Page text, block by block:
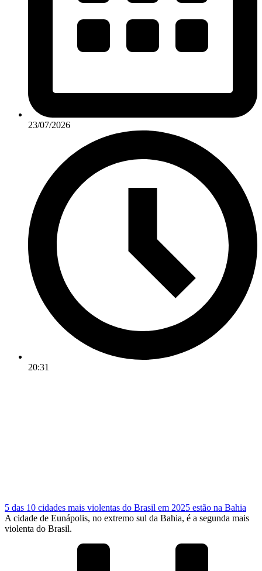
23/07/2026
20:31
5 das 10 cidades mais violentas do Brasil em 2025 estão na Bahia
A cidade de Eunápolis, no extremo sul da Bahia, é a segunda mais
violenta do Brasil.